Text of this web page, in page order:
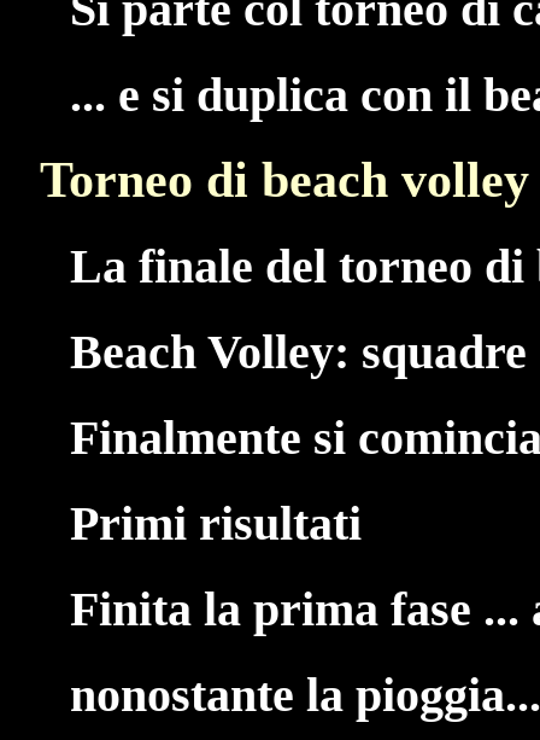
... e si duplica con il
Torneo di beach volley
La finale del torneo di
Beach Volley:
Finalmente si
Primi risultati
Finita la prima fase ...
nonostante la